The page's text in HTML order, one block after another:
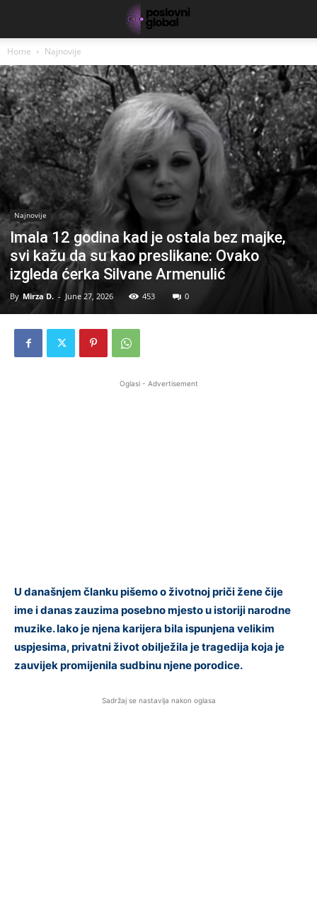
Home Najnovije
Najnovije
Imala 12 godina kad je ostala bez majke,
svi kažu da su kao preslikane: Ovako
izgleda ćerka Silvane Armenulić
By Mirza D. - June 27, 2026 453 0
Oglasi - Advertisement
U današnjem članku pišemo o životnoj priči žene čije
ime i danas zauzima posebno mjesto u istoriji narodne
muzike. Iako je njena karijera bila ispunjena velikim
uspjesima, privatni život obilježila je tragedija koja je
zauvijek promijenila sudbinu njene porodice.
Sadržaj se nastavlja nakon oglasa